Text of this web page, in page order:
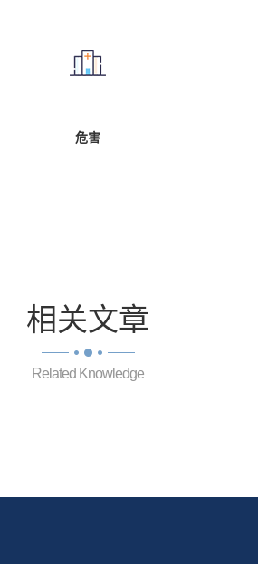
危害
相关文章
Related Knowledge